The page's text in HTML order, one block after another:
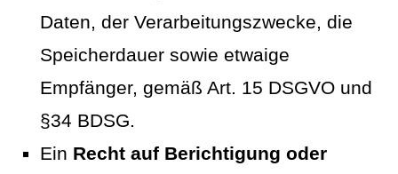
Daten, der Verarbeitungszwecke, die
Speicherdauer sowie etwaige
Empfänger, gemäß Art. 15 DSGVO und
§34 BDSG.
Ein Recht auf Berichtigung oder